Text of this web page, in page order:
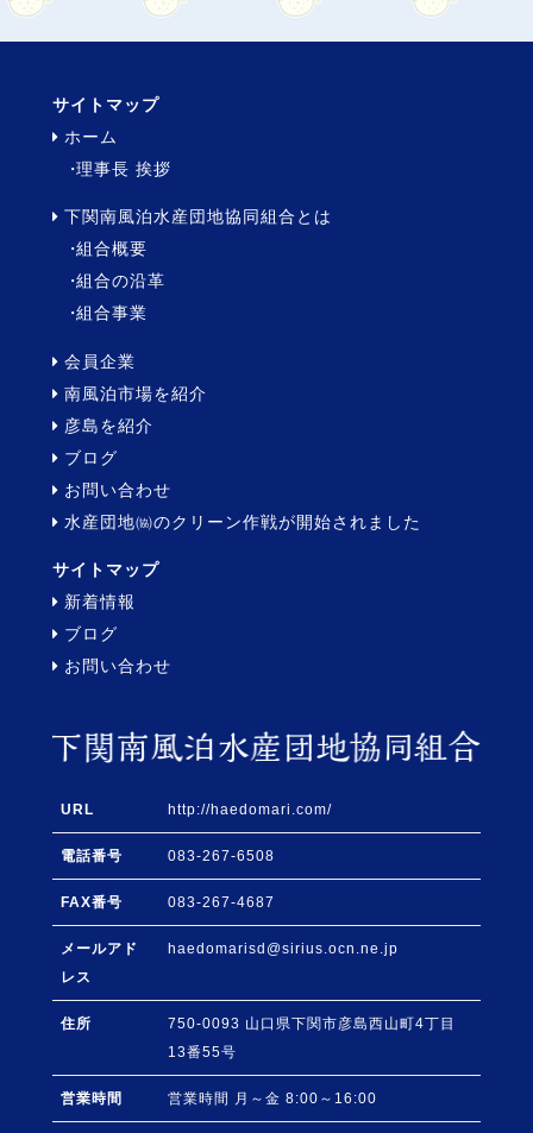
サイトマップ
ホーム
理事長 挨拶
下関南風泊水産団地協同組合とは
組合概要
組合の沿革
組合事業
会員企業
南風泊市場を紹介
彦島を紹介
ブログ
お問い合わせ
水産団地㈿のクリーン作戦が開始されました
サイトマップ
新着情報
ブログ
お問い合わせ
URL http://haedomari.com/
電話番号 083-267-6508
FAX番号 083-267-4687
メールアド
レス
haedomarisd@sirius.ocn.ne.jp
住所 750-0093 山口県下関市彦島西山町4丁目
13番55号
営業時間 営業時間 月～金 8:00～16:00